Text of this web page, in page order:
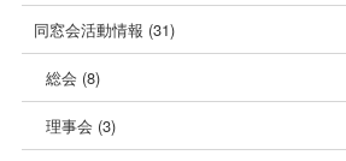
同窓会活動情報 (31)
総会 (8)
理事会 (3)